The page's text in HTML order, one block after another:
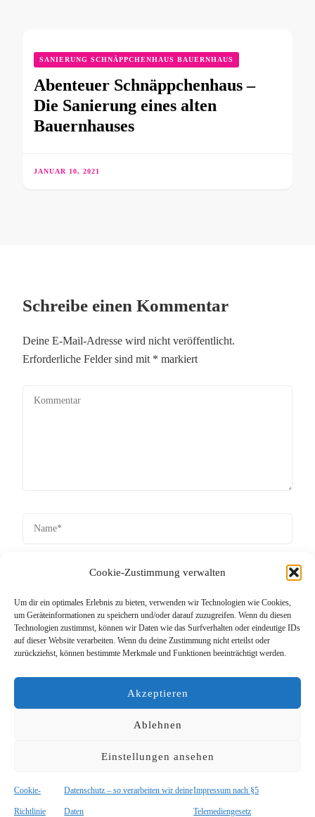
Cookie-Zustimmung verwalten
Um dir ein optimales Erlebnis zu bieten, verwenden wir Technologien wie Cookies,
um Geräteinformationen zu speichern und/oder darauf zuzugreifen. Wenn du diesen
Technologien zustimmst, können wir Daten wie das Surfverhalten oder eindeutige IDs
auf dieser Website verarbeiten. Wenn du deine Zustimmung nicht erteilst oder
zurückziehst, können bestimmte Merkmale und Funktionen beeinträchtigt werden.
Akzeptieren
Ablehnen
Einstellungen ansehen
Cookie-
Richtlinie
Datenschutz – so verarbeiten wir deine
Daten
Impressum nach §5
Telemediengesetz
SANIERUNG SCHNÄPPCHENHAUS BAUERNHAUS
Abenteuer Schnäppchenhaus –
Die Sanierung eines alten
Bauernhauses
JANUAR 10, 2021
Schreibe einen Kommentar
Deine E-Mail-Adresse wird nicht veröffentlicht.
Erforderliche Felder sind mit * markiert
Diese Website verwendet Akismet, um Spam zu
verarbeitet werden.